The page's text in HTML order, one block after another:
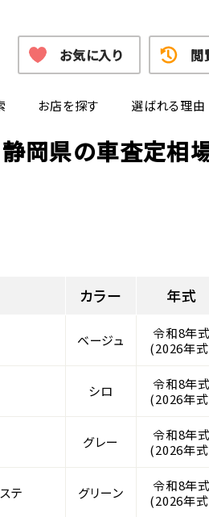
お店を探す 選ばれる理由
お気に入り 閲
静岡県の車査定相
カラー 年式
ベージュ
令和8年式
(2026年
シロ
令和8年式
(2026年
グレー
令和8年式
(2026年
テ グリーン
令和8年式
(2026年